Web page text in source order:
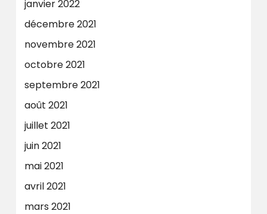
janvier 2022
décembre 2021
novembre 2021
octobre 2021
septembre 2021
août 2021
juillet 2021
juin 2021
mai 2021
avril 2021
mars 2021